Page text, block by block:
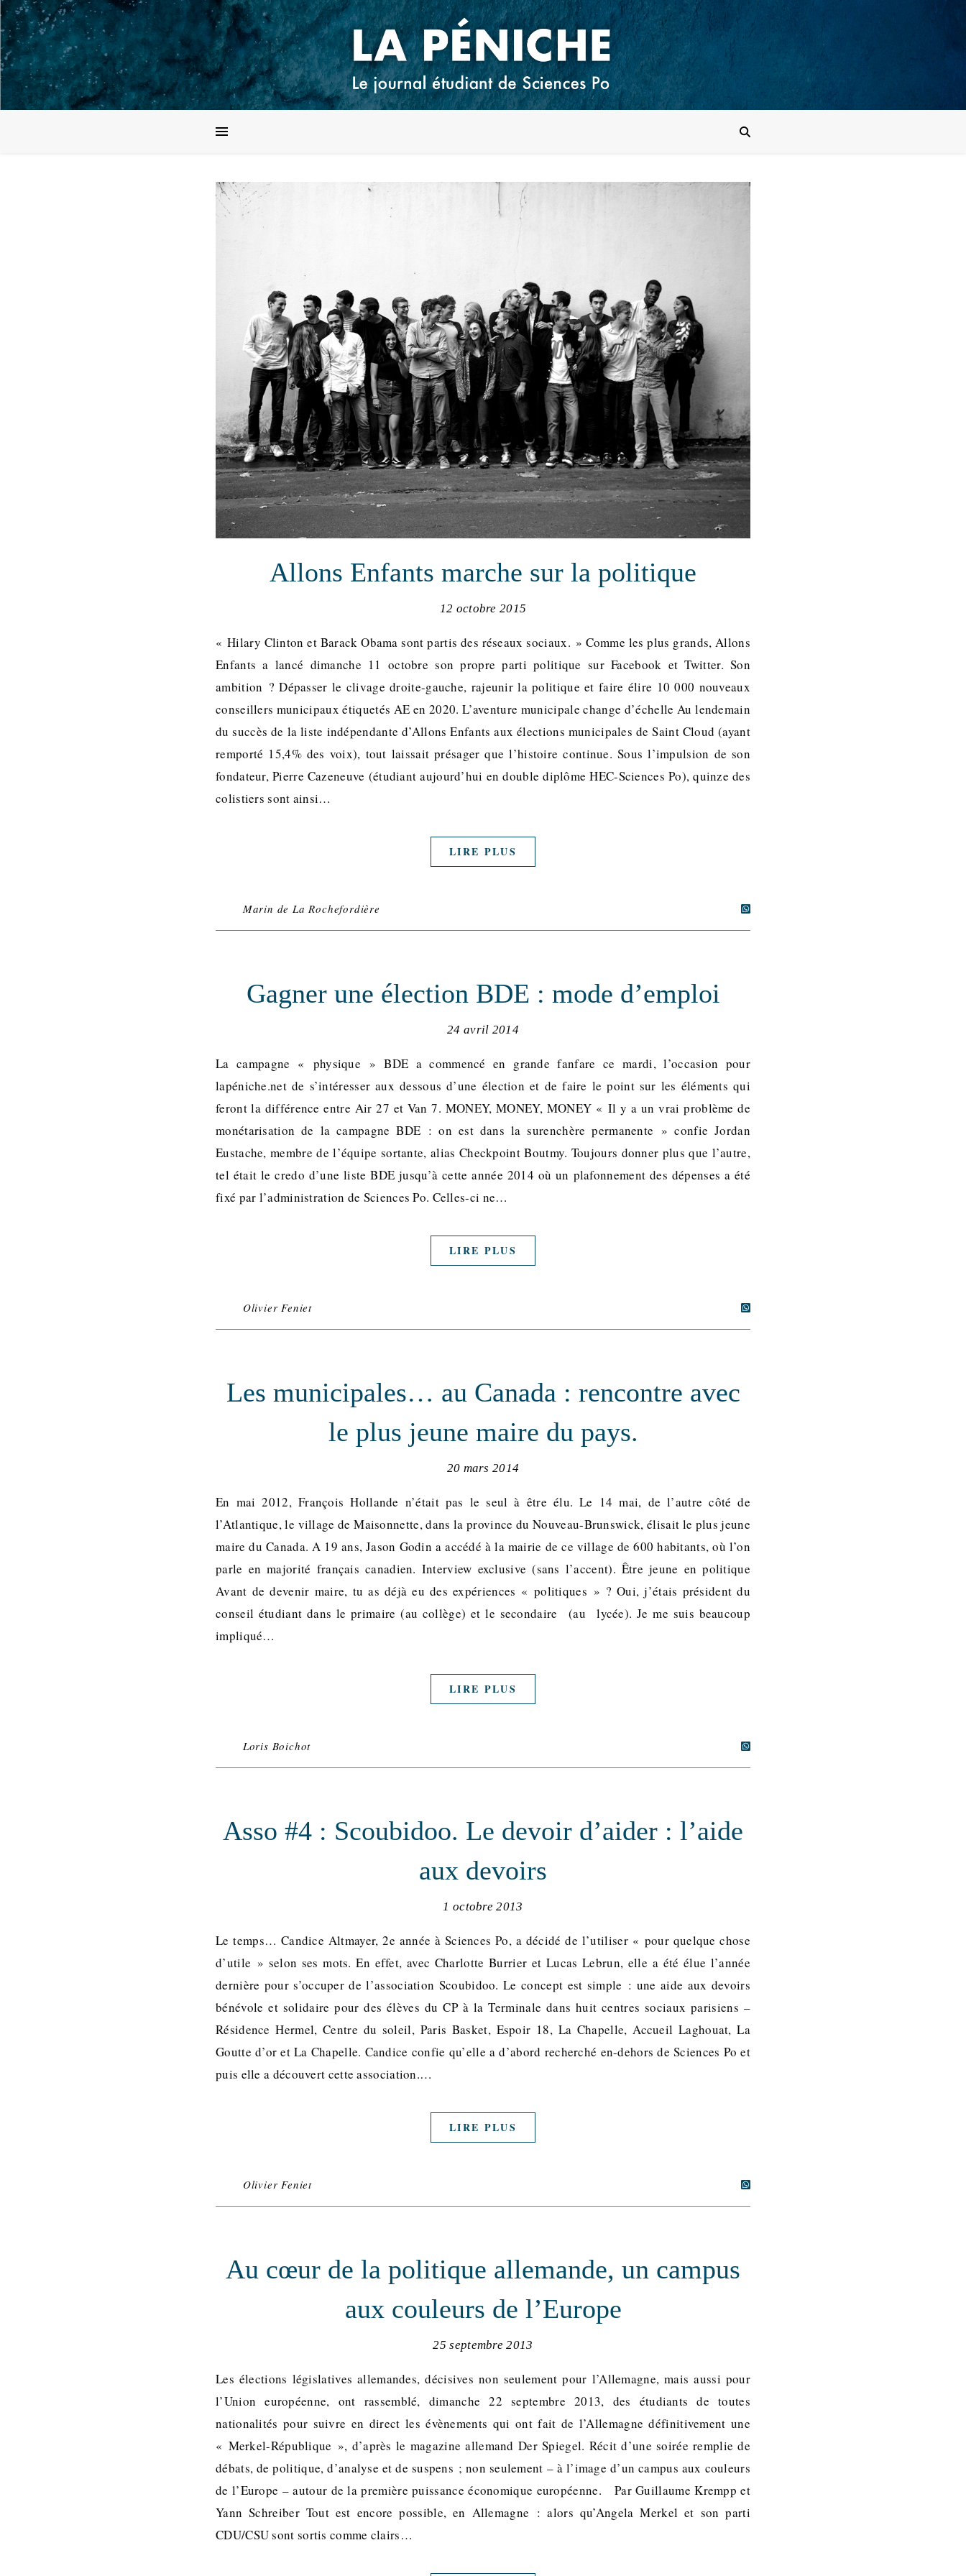
Allons Enfants marche sur la politique
12 octobre 2015
« Hilary Clinton et Barack Obama sont partis des réseaux sociaux. » Comme les plus grands, Allons
Enfants a lancé dimanche 11 octobre son propre parti politique sur Facebook et Twitter. Son
ambition ? Dépasser le clivage droite-gauche, rajeunir la politique et faire élire 10 000 nouveaux
conseillers municipaux étiquetés AE en 2020. L’aventure municipale change d’échelle Au lendemain
du succès de la liste indépendante d’Allons Enfants aux élections municipales de Saint Cloud (ayant
remporté 15,4% des voix), tout laissait présager que l’histoire continue. Sous l’impulsion de son
fondateur, Pierre Cazeneuve (étudiant aujourd’hui en double diplôme HEC-Sciences Po), quinze des
colistiers sont ainsi…
LIRE PLUS
Marin de La Rochefordière
Gagner une élection BDE : mode d’emploi
24 avril 2014
La campagne « physique » BDE a commencé en grande fanfare ce mardi, l’occasion pour
lapéniche.net de s’intéresser aux dessous d’une élection et de faire le point sur les éléments qui
feront la différence entre Air 27 et Van 7. MONEY, MONEY, MONEY « Il y a un vrai problème de
monétarisation de la campagne BDE : on est dans la surenchère permanente » confie Jordan
Eustache, membre de l’équipe sortante, alias Checkpoint Boutmy. Toujours donner plus que l’autre,
tel était le credo d’une liste BDE jusqu’à cette année 2014 où un plafonnement des dépenses a été
fixé par l’administration de Sciences Po. Celles-ci ne…
LIRE PLUS
Olivier Feniet
Les municipales… au Canada : rencontre avec
le plus jeune maire du pays.
20 mars 2014
En mai 2012, François Hollande n’était pas le seul à être élu. Le 14 mai, de l’autre côté de
l’Atlantique, le village de Maisonnette, dans la province du Nouveau-Brunswick, élisait le plus jeune
maire du Canada. A 19 ans, Jason Godin a accédé à la mairie de ce village de 600 habitants, où l’on
parle en majorité français canadien. Interview exclusive (sans l’accent). Être jeune en politique
Avant de devenir maire, tu as déjà eu des expériences « politiques » ? Oui, j’étais président du
conseil étudiant dans le primaire (au collège) et le secondaire (au lycée). Je me suis beaucoup
impliqué…
LIRE PLUS
Loris Boichot
Asso #4 : Scoubidoo. Le devoir d’aider : l’aide
aux devoirs
1 octobre 2013
Le temps… Candice Altmayer, 2e année à Sciences Po, a décidé de l’utiliser « pour quelque chose
d’utile » selon ses mots. En effet, avec Charlotte Burrier et Lucas Lebrun, elle a été élue l’année
dernière pour s’occuper de l’association Scoubidoo. Le concept est simple : une aide aux devoirs
bénévole et solidaire pour des élèves du CP à la Terminale dans huit centres sociaux parisiens –
Résidence Hermel, Centre du soleil, Paris Basket, Espoir 18, La Chapelle, Accueil Laghouat, La
Goutte d’or et La Chapelle. Candice confie qu’elle a d’abord recherché en-dehors de Sciences Po et
puis elle a découvert cette association.…
LIRE PLUS
Olivier Feniet
Au cœur de la politique allemande, un campus
aux couleurs de l’Europe
25 septembre 2013
Les élections législatives allemandes, décisives non seulement pour l’Allemagne, mais aussi pour
l’Union européenne, ont rassemblé, dimanche 22 septembre 2013, des étudiants de toutes
nationalités pour suivre en direct les évènements qui ont fait de l’Allemagne définitivement une
« Merkel-République », d’après le magazine allemand Der Spiegel. Récit d’une soirée remplie de
débats, de politique, d’analyse et de suspens ; non seulement – à l’image d’un campus aux couleurs
de l’Europe – autour de la première puissance économique européenne. Par Guillaume Krempp et
Yann Schreiber Tout est encore possible, en Allemagne : alors qu’Angela Merkel et son parti
CDU/CSU sont sortis comme clairs…